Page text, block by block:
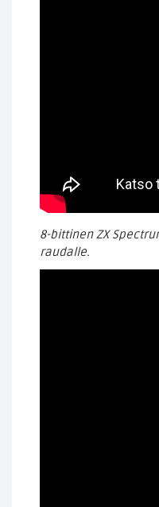
8-bittinen ZX
raudalle.